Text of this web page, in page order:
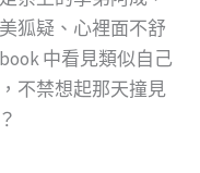
狐疑、心裡面不舒
中看見類似自己
不禁想起那天撞見